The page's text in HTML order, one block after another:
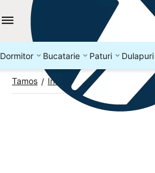
Dormitor Bucatarie Paturi Dulapuri
Tamos / Info Center / Returul